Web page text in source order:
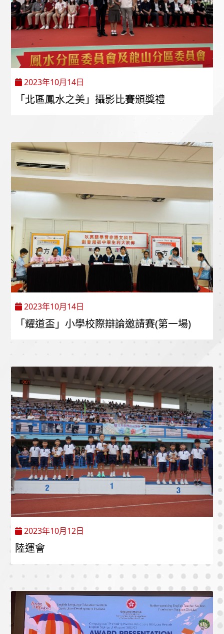
2023年10月14日
「北區鳳水之美」攝影比賽頒獎禮
2023年10月14日
「耀道盃」小學校際辯論邀請賽(第一場)
2023年10月12日
陸運會